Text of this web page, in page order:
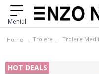
Home Trolere Trolere Medii
HOT DEALS